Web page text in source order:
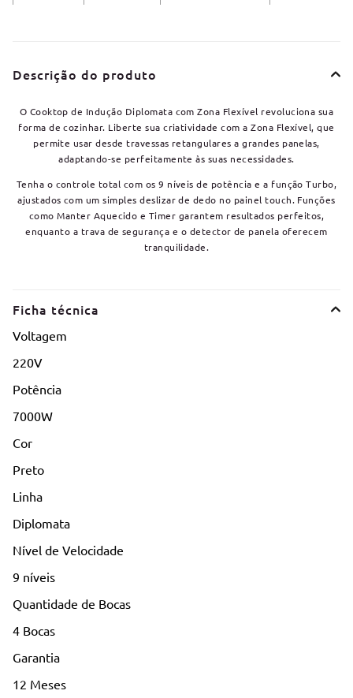
Descrição do produto
O Cooktop de Indução Diplomata com Zona Flexível revoluciona sua
forma de cozinhar. Liberte sua criatividade com a Zona Flexível, que
permite usar desde travessas retangulares a grandes panelas,
adaptando-se perfeitamente às suas necessidades.
Tenha o controle total com os 9 níveis de potência e a função Turbo,
ajustados com um simples deslizar de dedo no painel touch. Funções
como Manter Aquecido e Timer garantem resultados perfeitos,
enquanto a trava de segurança e o detector de panela oferecem
tranquilidade.
Ficha técnica
Voltagem
220V
Potência
7000W
Cor
Preto
Linha
Diplomata
Nível de Velocidade
9 níveis
Quantidade de Bocas
4 Bocas
Garantia
12 Meses